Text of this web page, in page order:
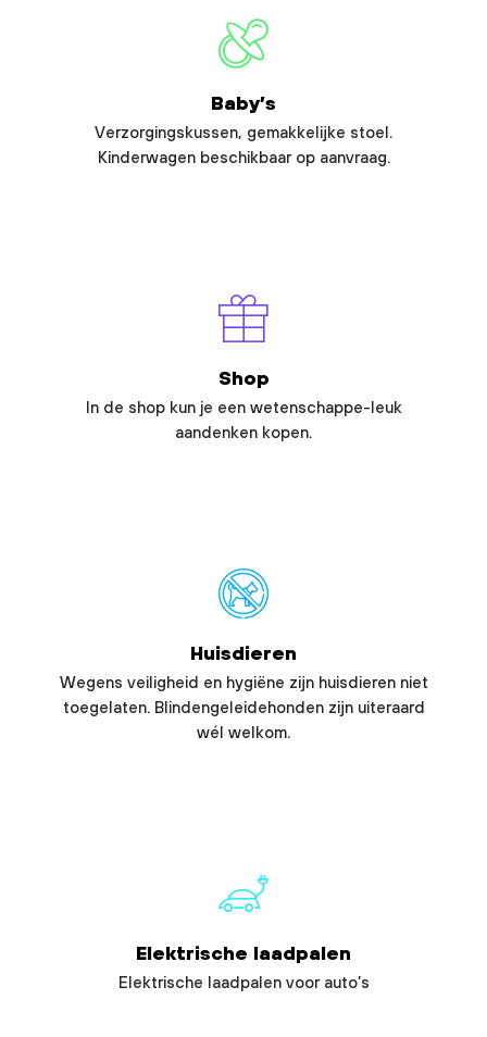
Baby’s
Verzorgingskussen, gemakkelijke stoel.
Kinderwagen beschikbaar op aanvraag.
Shop
In de shop kun je een wetenschappe-leuk
aandenken kopen.
Huisdieren
Wegens veiligheid en hygiëne zijn huisdieren niet
toegelaten. Blindengeleidehonden zijn uiteraard
wél welkom.
Elektrische laadpalen
Elektrische laadpalen voor auto’s